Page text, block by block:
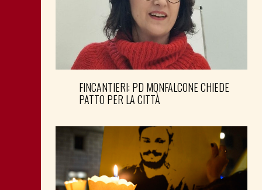
FINCANTIERI: PD MONFALCONE CHIEDE
PATTO PER LA CITTÀ